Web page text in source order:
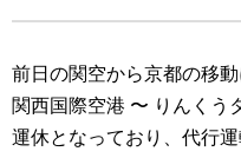
前日の関空から京都の移
関西国際空港 〜 りんくう
運休となっており、代行